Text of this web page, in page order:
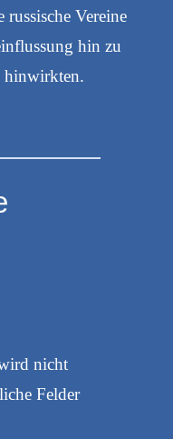
Vereine
hin zu
hinwirkten.
nicht
Felder